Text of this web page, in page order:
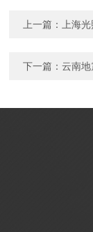
上一篇： 上海
下一篇：云南